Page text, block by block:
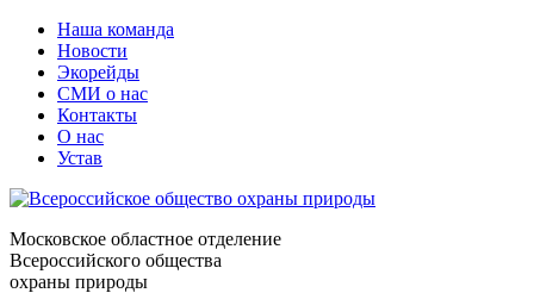
Наша команда
Новости
Экорейды
СМИ о нас
Контакты
О нас
Устав
Московское областное отделение
Всероссийского общества
охраны природы